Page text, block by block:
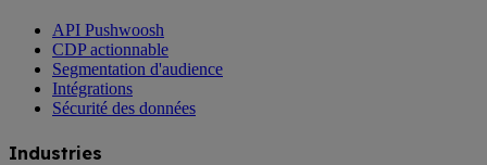
API Pushwoosh
CDP actionnable
Segmentation d'audience
Intégrations
Sécurité des données
Industries